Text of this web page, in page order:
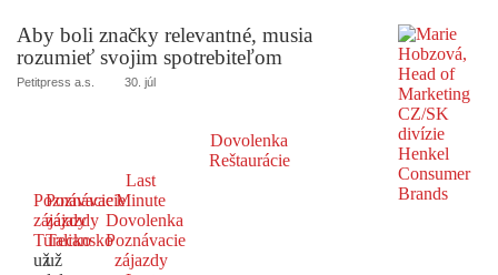
Aby boli značky relevantné, musia
rozumieť svojim spotrebiteľom
Petitpress a.s. 30. júl
Dovolenka
Reštaurácie
Poznávacie
zájazdy
Turecko
už
Poznávacie
zájazdy
Taliansko
už
Last
Minute
Dovolenka
Poznávacie
zájazdy